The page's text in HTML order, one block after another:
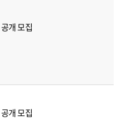
개 모집
개 모집